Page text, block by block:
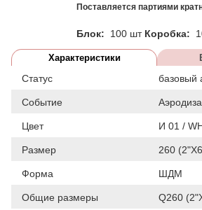
Поставляется партиями
Блок: 100 шт Коробка:
Характеристики
Статус базовый
Событие
Цвет И 01 /
Размер 260
Форма ШДМ
Общие размеры Q260